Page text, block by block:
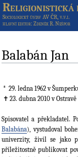
Religionistická
Sociologický ústav AV ČR, v.v.i.
hlavní editor: Zdeněk R. Nešpor
Balabán Jan
29. ledna 1962v
23. dubna 2010v Ostravě
Spisovatel a překladatel.
Balabána), vystudoval
univerzity, živil se jako
příležitostně publikovat